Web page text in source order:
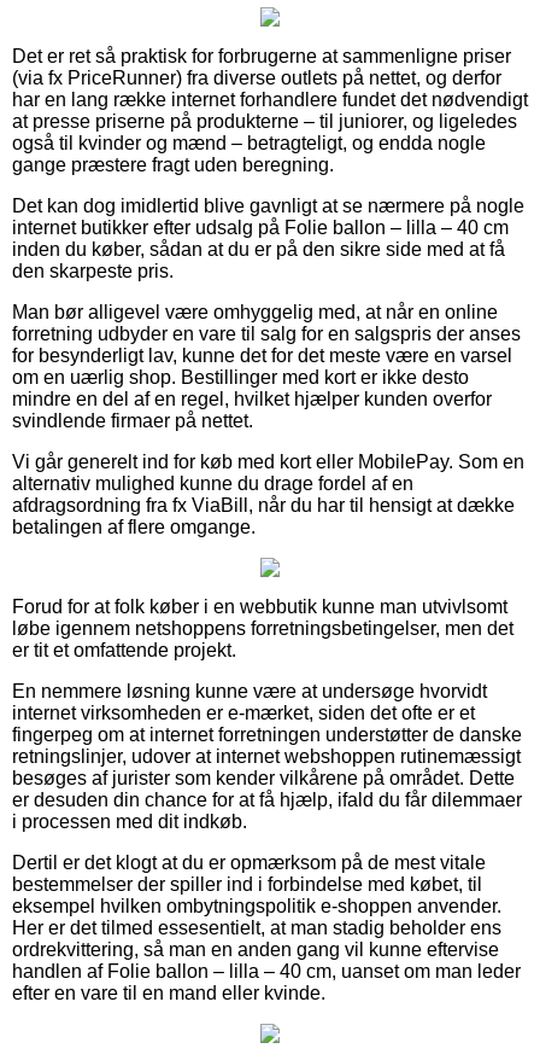
Det er ret så praktisk for forbrugerne at sammenligne priser
(via fx PriceRunner) fra diverse outlets på nettet, og derfor
har en lang række internet forhandlere fundet det nødvendigt
at presse priserne på produkterne – til juniorer, og ligeledes
også til kvinder og mænd – betragteligt, og endda nogle
gange præstere fragt uden beregning.
Det kan dog imidlertid blive gavnligt at se nærmere på nogle
internet butikker efter udsalg på Folie ballon – lilla – 40 cm
inden du køber, sådan at du er på den sikre side med at få
den skarpeste pris.
Man bør alligevel være omhyggelig med, at når en online
forretning udbyder en vare til salg for en salgspris der anses
for besynderligt lav, kunne det for det meste være en varsel
om en uærlig shop. Bestillinger med kort er ikke desto
mindre en del af en regel, hvilket hjælper kunden overfor
svindlende firmaer på nettet.
Vi går generelt ind for køb med kort eller MobilePay. Som en
alternativ mulighed kunne du drage fordel af en
afdragsordning fra fx ViaBill, når du har til hensigt at dække
betalingen af flere omgange.
Forud for at folk køber i en webbutik kunne man utvivlsomt
løbe igennem netshoppens forretningsbetingelser, men det
er tit et omfattende projekt.
En nemmere løsning kunne være at undersøge hvorvidt
internet virksomheden er e-mærket, siden det ofte er et
fingerpeg om at internet forretningen understøtter de danske
retningslinjer, udover at internet webshoppen rutinemæssigt
besøges af jurister som kender vilkårene på området. Dette
er desuden din chance for at få hjælp, ifald du får dilemmaer
i processen med dit indkøb.
Dertil er det klogt at du er opmærksom på de mest vitale
bestemmelser der spiller ind i forbindelse med købet, til
eksempel hvilken ombytningspolitik e-shoppen anvender.
Her er det tilmed essesentielt, at man stadig beholder ens
ordrekvittering, så man en anden gang vil kunne eftervise
handlen af Folie ballon – lilla – 40 cm, uanset om man leder
efter en vare til en mand eller kvinde.